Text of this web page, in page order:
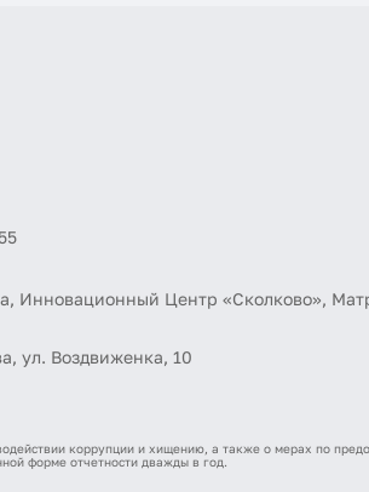
коррупции и хищению, а также о мерах по
форме отчетности дважды в год.
Инновационный Центр «Сколково»,
ул. Воздвиженка, 10